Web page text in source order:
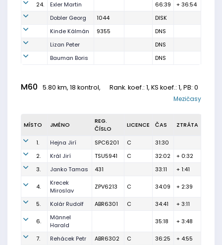
24.
Exler Martin 66:39
+ 36:54
Dobler Georg
1044
DISK
Kinde Kálmán
9355
DNS
Lizan Peter
DNS
Bauman Boris
DNS
M60 5.80 km, 18 kontrol, Rank. koef.: 1, KS koef.: 1, PB: 0
Mezičasy
MÍSTO JMÉNO
REG.
ČÍSLO
LICENCE ČAS ZTRÁTA
1. Hejna Jirí SPC6201 C
31:30
2.
Král Jirí TSU5941 C 32:02
+ 0:32
3.
Janko Tamas 431 33:11 + 1:41
4.
Krecek
Miroslav
ZPV6213 C 34:09 + 2:39
5. Kolár Rudolf ABR6301 C 34:41 + 3:11
6.
Männel
Harald
35:18 + 3:48
7. Rehácek Petr ABR6302 C 36:25 + 4:55